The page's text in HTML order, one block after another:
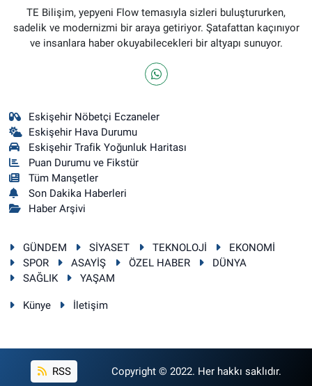
TE Bilişim, yepyeni Flow temasıyla sizleri buluştururken,
sadelik ve modernizmi bir araya getiriyor. Şatafattan kaçınıyor
ve insanlara haber okuyabilecekleri bir altyapı sunuyor.
Eskişehir Nöbetçi Eczaneler
Eskişehir Hava Durumu
Eskişehir Trafik Yoğunluk Haritası
Puan Durumu ve Fikstür
Tüm Manşetler
Son Dakika Haberleri
Haber Arşivi
GÜNDEM SİYASET TEKNOLOJİ
EKONOMİ
SPOR
ASAYİŞ ÖZEL HABER
DÜNYA
SAĞLIK
YAŞAM
Künye İletişim
RSS Copyright © 2022. Her hakkı saklıdır.